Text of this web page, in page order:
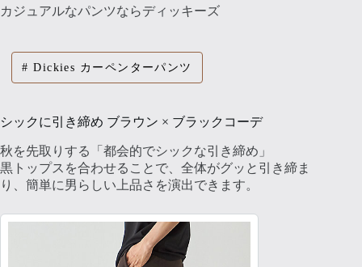
カジュアルなパンツならディッキーズ
Dickies カーペンターパンツ
シックに引き締め ブラウン × ブラックコーデ
秋を先取りする「都会的でシックな引き締め」
黒トップスを合わせることで、全体がグッと引き締ま
り、簡単に男らしい上品さを演出できます。